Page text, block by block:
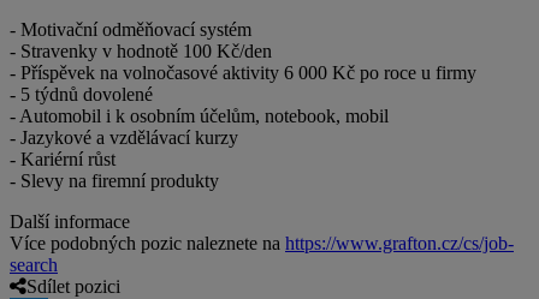
- Motivační odměňovací systém
- Stravenky v hodnotě 100 Kč/den
- Příspěvek na volnočasové aktivity 6 000 Kč po roce u firmy
- 5 týdnů dovolené
- Automobil i k osobním účelům, notebook, mobil
- Jazykové a vzdělávací kurzy
- Kariérní růst
- Slevy na firemní produkty
Další informace
Více podobných pozic naleznete na https://www.grafton.cz/cs/job-
search
Sdílet pozici